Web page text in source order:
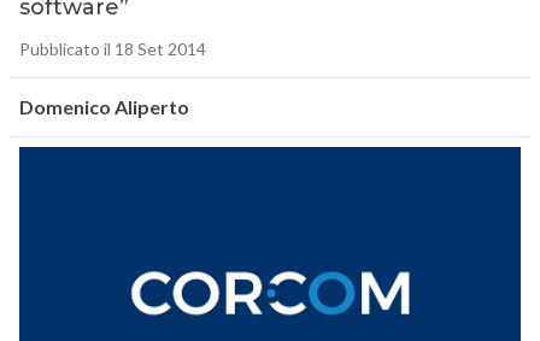
software”
Pubblicato il 18 Set 2014
Domenico Aliperto